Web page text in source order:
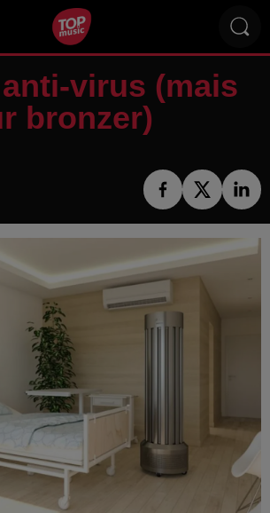
virus (mais
bronzer)